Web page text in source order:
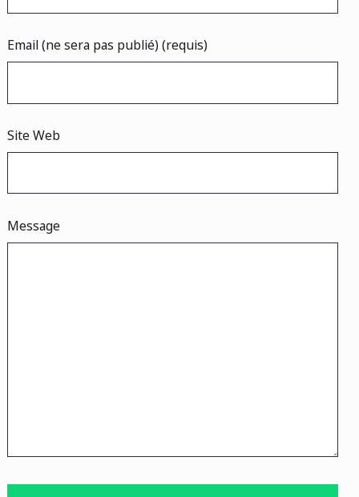
Email (ne sera pas publié) (requis)
Site Web
Message